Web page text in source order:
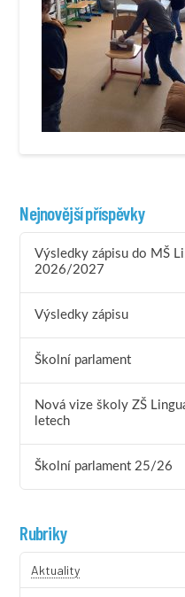
Nejnovější příspěvky
Výsledky zápisu do MŠ
2026/2027
Výsledky zápisu
Školní parlament
Nová vize školy ZŠ
letech
Školní parlament 25/26
Rubriky
Aktuality